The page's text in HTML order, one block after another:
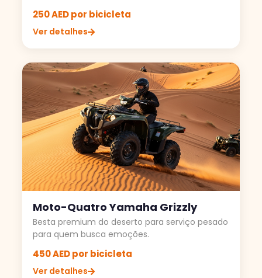
250 AED por bicicleta
Ver detalhes
Moto-Quatro Yamaha Grizzly
Besta premium do deserto para serviço pesado
para quem busca emoções.
450 AED por bicicleta
Ver detalhes